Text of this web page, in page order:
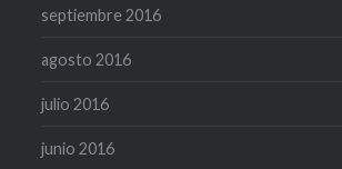
septiembre 2016
agosto 2016
julio 2016
junio 2016